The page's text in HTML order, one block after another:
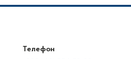
Телефон